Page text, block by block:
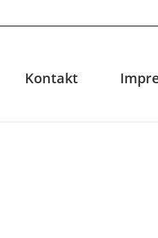
Kontakt